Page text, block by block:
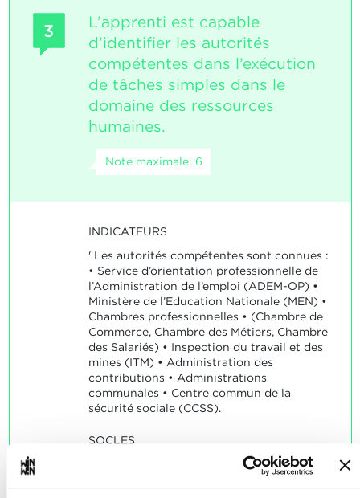
3
L’apprenti est capable
d’identifier les autorités
compétentes dans l’exécution
de tâches simples dans le
domaine des ressources
humaines.
Note maximale: 6
INDICATEURS
' Les autorités compétentes sont connues :
• Service d’orientation professionnelle de
l’Administration de l’emploi (ADEM-OP) •
Ministère de l’Education Nationale (MEN) •
Chambres professionnelles • (Chambre de
Commerce, Chambre des Métiers, Chambre
des Salariés) • Inspection du travail et des
mines (ITM) • Administration des
contributions • Administrations
communales • Centre commun de la
sécurité sociale (CCSS).
SOCLES
L’autorité compétente est identifiée.